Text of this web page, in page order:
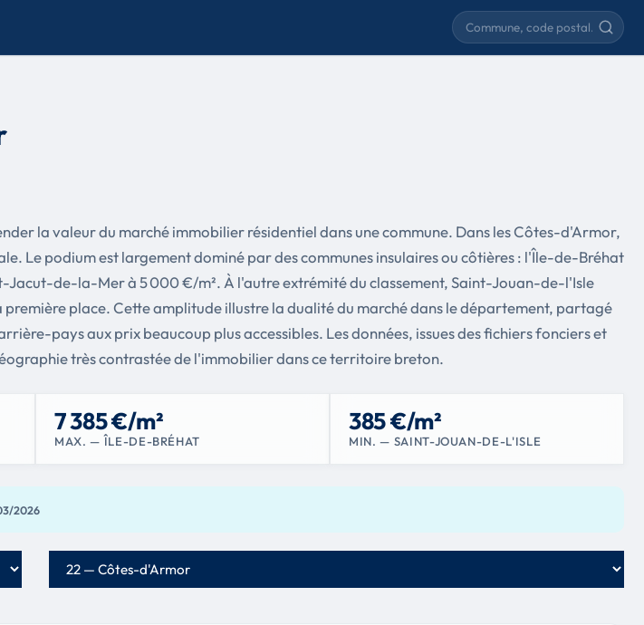
Rechercher une commune
la valeur du marché immobilier résidentiel dans une commune. Dans les Côtes-d'Armor,
Le podium est largement dominé par des communes insulaires ou côtières : l'Île-de-Bréhat
Jacut-de-la-Mer à 5 000 €/m². À l'autre extrémité du classement, Saint-Jouan-de-l'Isle
place. Cette amplitude illustre la dualité du marché dans le département, partagé
pays aux prix beaucoup plus accessibles. Les données, issues des fichiers fonciers et
très contrastée de l'immobilier dans ce territoire breton.
7 385 €/m²
MAX. — ÎLE-DE-BRÉHAT
385 €/m²
MIN. — SAINT-JOUAN-DE-L'ISLE
2026
Département